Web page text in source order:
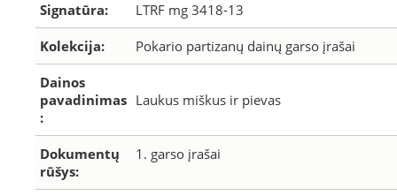
Signatūra: LTRF mg 3418-13
Kolekcija: Pokario partizanų dainų garso įrašai
Dainos
pavadinimas
:
Laukus miškus ir pievas
Dokumentų
rūšys:
1. garso įrašai